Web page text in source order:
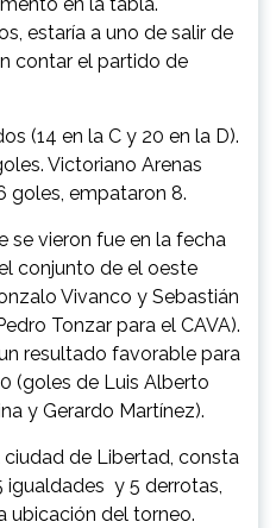
estaría a uno de salir de
contar el partido de
(14 en la C y 20 en la D).
Victoriano Arenas
goles, empataron 8.
se vieron fue en la fecha
conjunto de el oeste
Vivanco y Sebastián
Tonzar para el CAVA).
resultado favorable para
(goles de Luis Alberto
y Gerardo Martínez).
de Libertad, consta
igualdades y 5 derrotas,
ubicación del torneo.